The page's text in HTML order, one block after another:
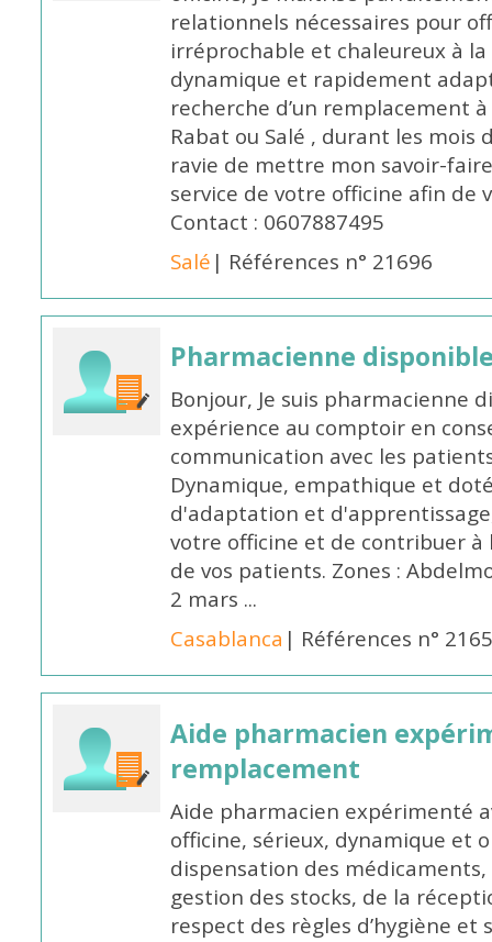
relationnels nécessaires pour
irréprochable et chaleureux à
dynamique et rapidement
recherche d’un remplacement
Rabat ou Salé , durant les mois
ravie de mettre mon savoir-
service de votre officine afin de
Contact : 0607887495
Salé | Références n° 21696
Pharmacienne
Bonjour, Je suis pharmacienne
expérience au comptoir en
communication avec les
Dynamique, empathique et
d'adaptation et
votre officine et de contribuer
de vos patients. Zones :
2 mars ...
Casablanca | Références n°
Aide pharmacien
remplacement
Aide pharmacien expérimenté
officine, sérieux, dynamique et
dispensation des
gestion des stocks, de la
respect des règles d’hygiène